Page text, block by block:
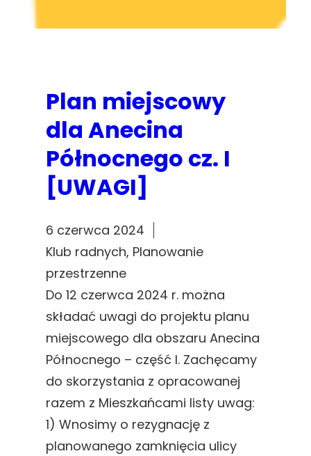
Plan miejscowy
dla Anecina
Północnego cz. I
[UWAGI]
6 czerwca 2024
Klub radnych, Planowanie
przestrzenne
Do 12 czerwca 2024 r. można
składać uwagi do projektu planu
miejscowego dla obszaru Anecina
Północnego – część I. Zachęcamy
do skorzystania z opracowanej
razem z Mieszkańcami listy uwag:
1) Wnosimy o rezygnację z
planowanego zamknięcia ulicy